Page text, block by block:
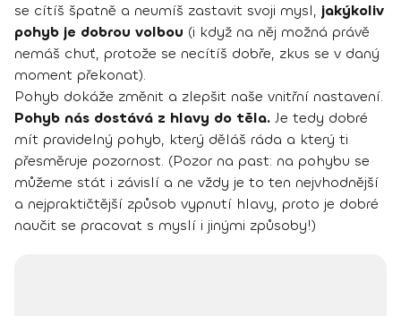
se cítíš špatně a neumíš zastavit svoji mysl, jakýkoliv
pohyb je dobrou volbou (i když na něj možná právě
nemáš chuť, protože se necítíš dobře, zkus se v daný
moment překonat).
Pohyb dokáže změnit a zlepšit naše vnitřní nastavení.
Pohyb nás dostává z hlavy do těla. Je tedy dobré
mít pravidelný pohyb, který děláš ráda a který ti
přesměruje pozornost. (Pozor na past: na pohybu se
můžeme stát i závislí a ne vždy je to ten nejvhodnější
a nejpraktičtější způsob vypnutí hlavy, proto je dobré
naučit se pracovat s myslí i jinými způsoby!)